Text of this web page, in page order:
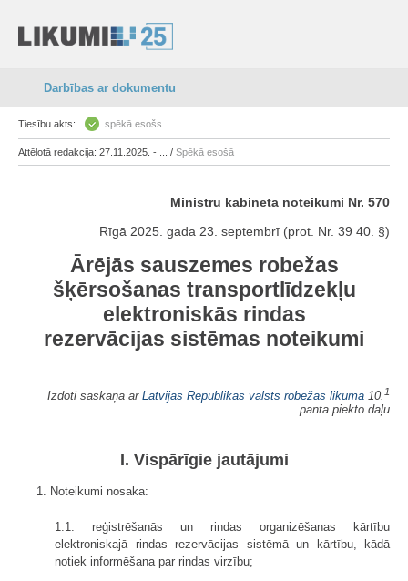
Darbības ar dokumentu
Tiesību akts: spēkā esošs
Attēlotā redakcija: 27.11.2025. - ... / Spēkā esošā
Ministru kabineta noteikumi Nr. 570
Rīgā 2025. gada 23. septembrī (prot. Nr. 39 40. §)
Ārējās sauszemes robežas
šķērsošanas transportlīdzekļu
elektroniskās rindas
rezervācijas sistēmas noteikumi
Izdoti saskaņā ar Latvijas Republikas valsts robežas likuma 10. 1
panta piekto daļu
I. Vispārīgie jautājumi
1. Noteikumi nosaka:
1.1. reģistrēšanās un rindas organizēšanas kārtību
elektroniskajā rindas rezervācijas sistēmā un kārtību, kādā
notiek informēšana par rindas virzību;